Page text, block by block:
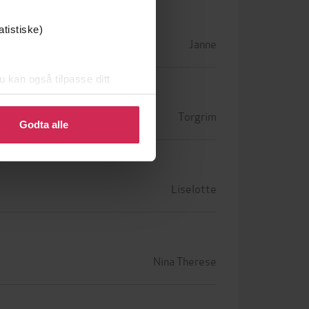
kan også tilpasse ditt
eller endre ditt samtykke.
Godta alle
Janne
Torgrim
Liselotte
Nina Therese